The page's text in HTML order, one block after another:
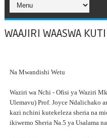
WAAJIRI WAASWA
Na Mwandishi Wetu
Waziri wa Nchi - Ofisi ya Waziri
Ulemavu) Prof. Joyce Ndalichako
kazi nchini kutekeleza sheria na
ikiwemo Sheria Na.5 ya Usalama